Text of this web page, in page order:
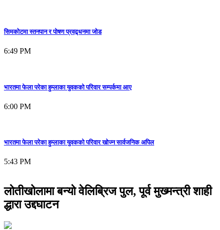
सिमकोटमा स्तनपान र पोषण प्रवद्र्धनमा जोड
6:49 PM
भारतमा फेला परेका हुम्लाका युवकको परिवार सम्पर्कमा आए
6:00 PM
भारतमा फेला परेका हुम्लाका युवकको परिवार खोज्न सार्वजनिक अपिल
5:43 PM
लोतीखोलामा बन्यो वेलिब्रिज पुल, पूर्व मुख्मन्त्री शाही
द्धारा उद्दघाटन